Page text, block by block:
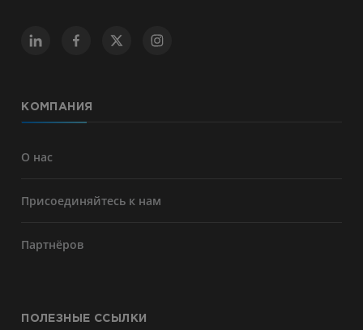
КОМПАНИЯ
О нас
Присоединяйтесь к нам
Партнёров
ПОЛЕЗНЫЕ ССЫЛКИ